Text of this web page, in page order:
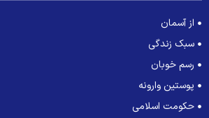
از آسمان
سبک زندگی
رسم خوبان
پوستین وارونه
حکومت اسلامی